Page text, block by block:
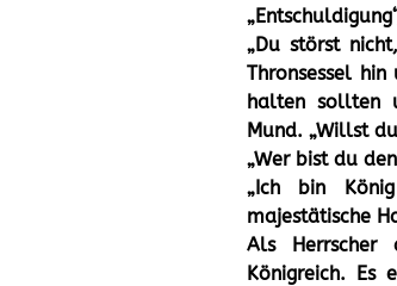
„Du störst
Thronsessel
halten sollten
Mund. „Willst
„Wer bist du
„Ich bin
majestätische
Als Herrscher
Königreich. Es